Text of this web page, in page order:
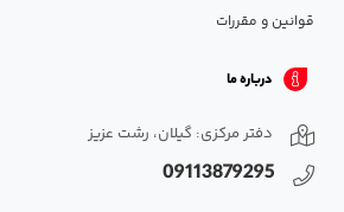
قوانین و مقررات
درباره ما
دفتر مرکزی: گیلان، رشت عزیز
09113879295